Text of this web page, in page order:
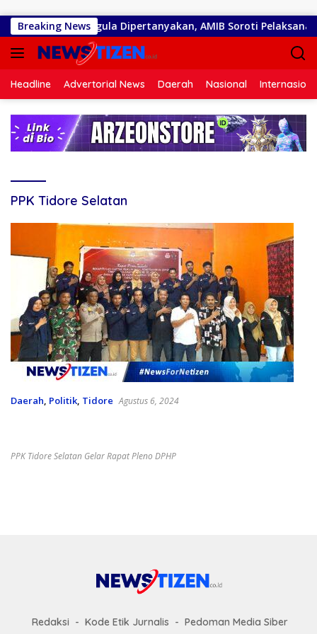
Breaking News
Embung Ilotunggula Dipertanyakan, AMIB Soroti Pelaksana
Headline Advertorial News Daerah Nasional
PPK Tidore Selatan
Daerah, Politik, Tidore Agustus 6, 2024
PPK Tidore Selatan Gelar Rapat Pleno DPHP
Redaksi Kode Etik Jurnalis Pedoman Media Siber